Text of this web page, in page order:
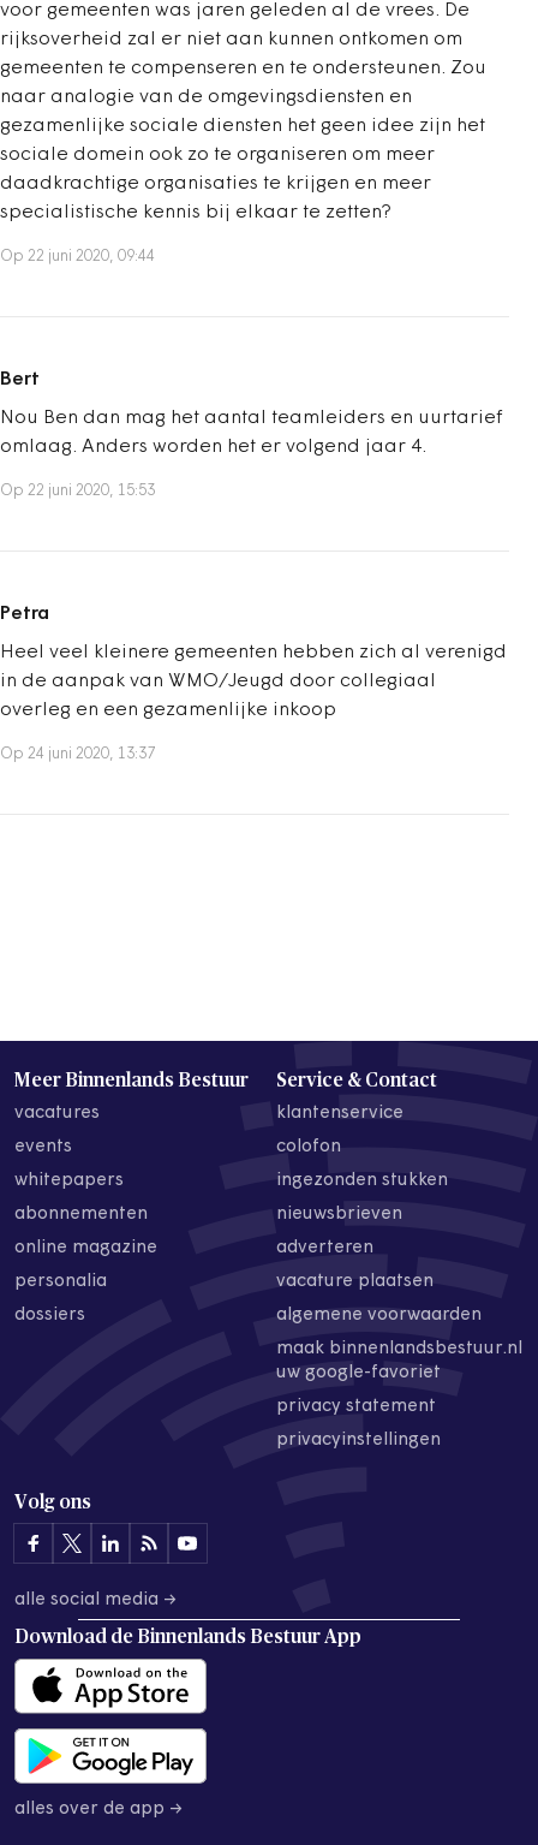
voor gemeenten was jaren geleden al de vrees. De
rijksoverheid zal er niet aan kunnen ontkomen om
gemeenten te compenseren en te ondersteunen. Zou
naar analogie van de omgevingsdiensten en
gezamenlijke sociale diensten het geen idee zijn het
sociale domein ook zo te organiseren om meer
daadkrachtige organisaties te krijgen en meer
specialistische kennis bij elkaar te zetten?
Op 22 juni 2020, 09:44
Bert
Nou Ben dan mag het aantal teamleiders en uurtarief
omlaag. Anders worden het er volgend jaar 4.
Op 22 juni 2020, 15:53
Petra
Heel veel kleinere gemeenten hebben zich al verenigd
in de aanpak van WMO/Jeugd door collegiaal
overleg en een gezamenlijke inkoop
Op 24 juni 2020, 13:37
Meer Binnenlands Bestuur
vacatures
events
whitepapers
abonnementen
online magazine
personalia
dossiers
Service & Contact
klantenservice
colofon
ingezonden stukken
nieuwsbrieven
adverteren
vacature plaatsen
algemene voorwaarden
maak binnenlandsbestuur.nl
uw google-favoriet
privacy statement
privacyinstellingen
Volg ons
alle social media →
Download de Binnenlands Bestuur App
alles over de app →